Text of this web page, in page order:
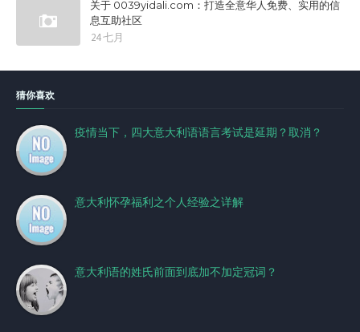
关于 0039yidali.com：打造全意华人免费、实用的信
息互助社区
24 七月
猜你喜欢
疫情当下，四大意大利语语言考试是延期？取消？
意大利怀孕福利之个人经验之详解
意大利语的姓氏前面到底加不加定冠词？